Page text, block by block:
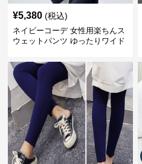
¥5,380 (税込)
ネイビーコーデ 女性用楽ちんス
ウェットパンツ ゆったりワイド